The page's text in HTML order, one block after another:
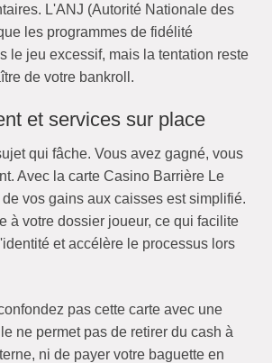
L'ANJ (Autorité Nationale des
les programmes de fidélité
le jeu excessif, mais la tentation reste
de votre bankroll.
et services sur place
qui fâche. Vous avez gagné, vous
Avec la carte Casino Barrière Le
vos gains aux caisses est simplifié.
à votre dossier joueur, ce qui facilite
et accélère le processus lors
pas cette carte avec une
ne permet pas de retirer du cash à
ni de payer votre baguette en